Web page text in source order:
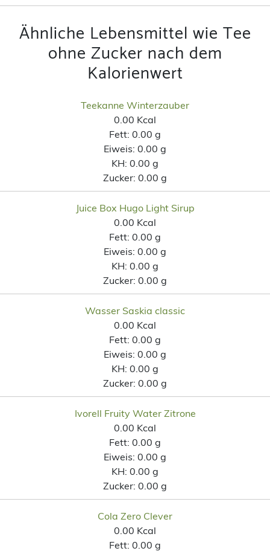
Ähnliche Lebensmittel wie Tee
ohne Zucker nach dem
Kalorienwert
Teekanne Winterzauber
0.00 Kcal
Fett: 0.00 g
Eiweis: 0.00 g
KH: 0.00 g
Zucker: 0.00 g
Juice Box Hugo Light Sirup
0.00 Kcal
Fett: 0.00 g
Eiweis: 0.00 g
KH: 0.00 g
Zucker: 0.00 g
Wasser Saskia classic
0.00 Kcal
Fett: 0.00 g
Eiweis: 0.00 g
KH: 0.00 g
Zucker: 0.00 g
Ivorell Fruity Water Zitrone
0.00 Kcal
Fett: 0.00 g
Eiweis: 0.00 g
KH: 0.00 g
Zucker: 0.00 g
Cola Zero Clever
0.00 Kcal
Fett: 0.00 g